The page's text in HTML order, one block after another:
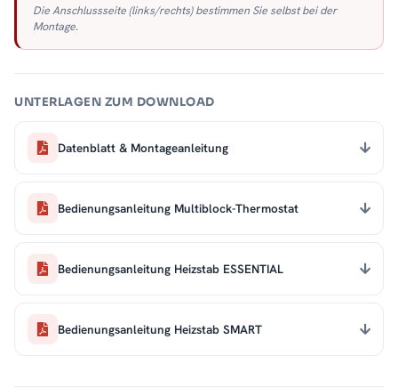
Die Anschlussseite (links/rechts) bestimmen Sie selbst bei der
Montage.
UNTERLAGEN ZUM DOWNLOAD
Datenblatt & Montageanleitung
Bedienungsanleitung Multiblock-Thermostat
Bedienungsanleitung Heizstab ESSENTIAL
Bedienungsanleitung Heizstab SMART